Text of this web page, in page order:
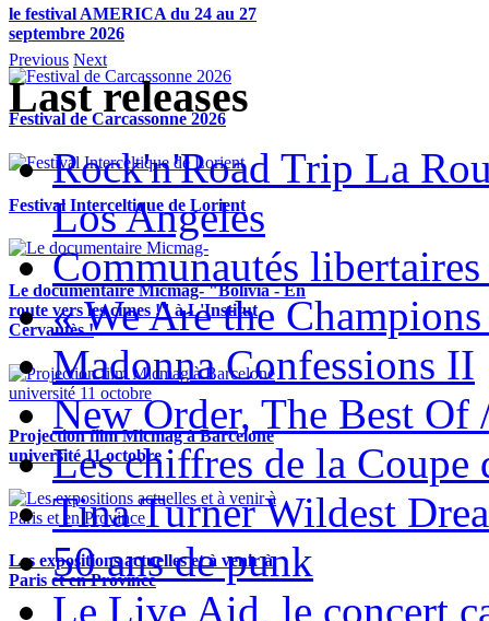
le festival AMERICA du 24 au 27
septembre 2026
Festival de Carcassonne 2026
Festival Interceltique de Lorient
Le documentaire Micmag- "Bolivia - En
route vers les cimes !" à L'Institut
Cervantès !
Projection film Micmag à Barcelone
université 11 octobre
Les expositions actuelles et à venir à
Paris et en Province
Previous Next
Last releases
Rock'n'Road Trip La
Los Angeles
Communautés libertaires
« We Are the
Madonna Confessions II
New Order, The Best Of
Les chiffres de la Coupe
Tina Turner Wildest
50 ans de punk
Le Live Aid, le concert